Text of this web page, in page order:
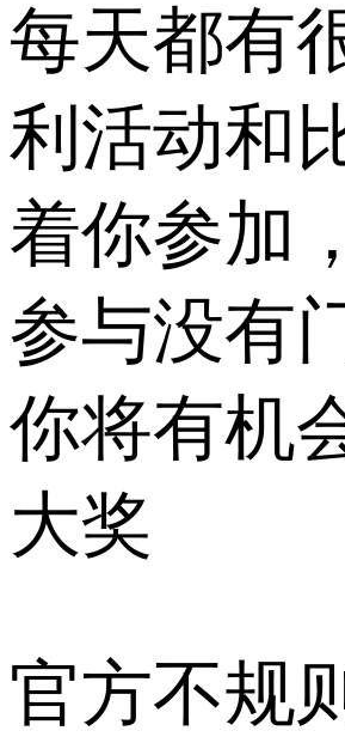
每天都有
利活动和
着你参加
参与没有
你将有机
大奖
官方不规